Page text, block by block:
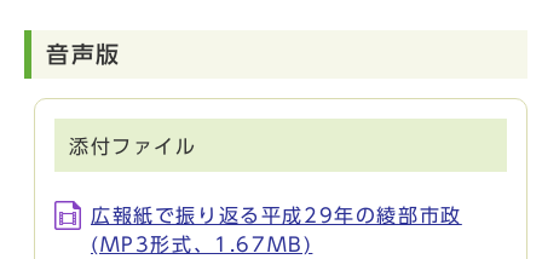
音声版
添付ファイル
広報紙で振り返る平成29年の綾部市政
(MP3形式、1.67MB)